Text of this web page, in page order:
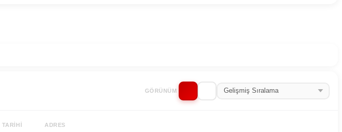
GÖRÜNÜM
TARIHI ADRES